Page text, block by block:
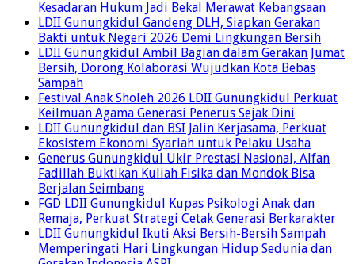
Kesadaran Hukum Jadi Bekal Merawat Kebangsaan
LDII Gunungkidul Gandeng DLH, Siapkan Gerakan
Bakti untuk Negeri 2026 Demi Lingkungan Bersih
LDII Gunungkidul Ambil Bagian dalam Gerakan Jumat
Bersih, Dorong Kolaborasi Wujudkan Kota Bebas
Sampah
Festival Anak Sholeh 2026 LDII Gunungkidul Perkuat
Keilmuan Agama Generasi Penerus Sejak Dini
LDII Gunungkidul dan BSI Jalin Kerjasama, Perkuat
Ekosistem Ekonomi Syariah untuk Pelaku Usaha
Generus Gunungkidul Ukir Prestasi Nasional, Alfan
Fadillah Buktikan Kuliah Fisika dan Mondok Bisa
Berjalan Seimbang
FGD LDII Gunungkidul Kupas Psikologi Anak dan
Remaja, Perkuat Strategi Cetak Generasi Berkarakter
LDII Gunungkidul Ikuti Aksi Bersih-Bersih Sampah
Memperingati Hari Lingkungan Hidup Sedunia dan